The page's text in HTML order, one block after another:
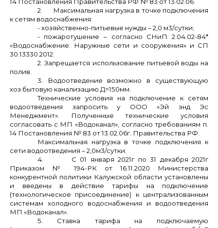
14 Постановления Правительства РФ № 83 от 13.02.06.
2.
Максимальная нагрузка в точке подключения
к сетям водоснабжения:
- хозяйственно-питьевые нужды – 2,0 м3/сутки;
- пожаротушение – согласно СНиП 2.04.02-84*
«Водоснабжение. Наружные сети и сооружения» и СП
30.13330.2012.
2. Запрещается использование питьевой воды на
полив.
3. Водоотведение возможно в существующую
хоз.бытовую канализацию Д=150мм.
Технические условия на подключение к сетям
водоотведения запросить у ООО «Эй энд Эс
Менеджмент». Полученные технические условия
согласовать с МП «Водоканал», согласно требованиям п.
14 Постановления № 83 от 13.02.06г. Правительства РФ.
Максимальная нагрузка в точке подключения к
сети водоотведения – 2,0м3/сутки.
4.
С 01 января 2021г по 31 декабря 2021г
Приказом № 194-РК от 16.11.2020 Министерства
конкурентной политики Калужской области установлены
и введены в действие тарифы на подключение
(технологическое присоединение) к централизованным
системам холодного водоснабжения и водоотведения
МП «Водоканал».
5. Ставка тарифа на подключаемую